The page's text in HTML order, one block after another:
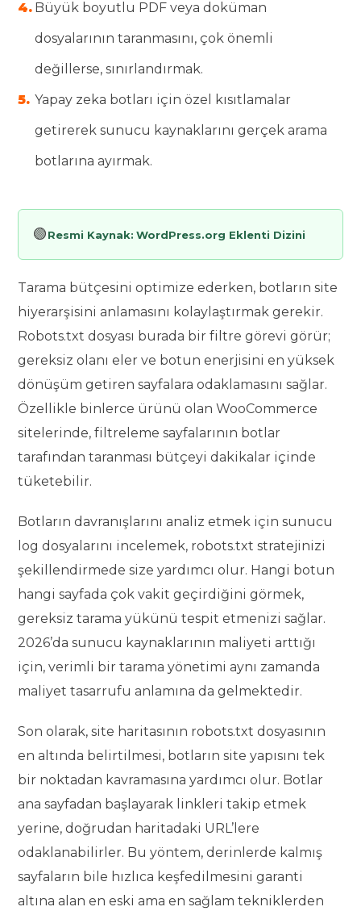
Büyük boyutlu PDF veya doküman
dosyalarının taranmasını, çok önemli
değillerse, sınırlandırmak.
Yapay zeka botları için özel kısıtlamalar
getirerek sunucu kaynaklarını gerçek arama
botlarına ayırmak.
🟢Resmi Kaynak: WordPress.org Eklenti Dizini
Tarama bütçesini optimize ederken, botların site
hiyerarşisini anlamasını kolaylaştırmak gerekir.
Robots.txt dosyası burada bir filtre görevi görür;
gereksiz olanı eler ve botun enerjisini en yüksek
dönüşüm getiren sayfalara odaklamasını sağlar.
Özellikle binlerce ürünü olan WooCommerce
sitelerinde, filtreleme sayfalarının botlar
tarafından taranması bütçeyi dakikalar içinde
tüketebilir.
Botların davranışlarını analiz etmek için sunucu
log dosyalarını incelemek, robots.txt stratejinizi
şekillendirmede size yardımcı olur. Hangi botun
hangi sayfada çok vakit geçirdiğini görmek,
gereksiz tarama yükünü tespit etmenizi sağlar.
2026’da sunucu kaynaklarının maliyeti arttığı
için, verimli bir tarama yönetimi aynı zamanda
maliyet tasarrufu anlamına da gelmektedir.
Son olarak, site haritasının robots.txt dosyasının
en altında belirtilmesi, botların site yapısını tek
bir noktadan kavramasına yardımcı olur. Botlar
ana sayfadan başlayarak linkleri takip etmek
yerine, doğrudan haritadaki URL’lere
odaklanabilirler. Bu yöntem, derinlerde kalmış
sayfaların bile hızlıca keşfedilmesini garanti
altına alan en eski ama en sağlam tekniklerden